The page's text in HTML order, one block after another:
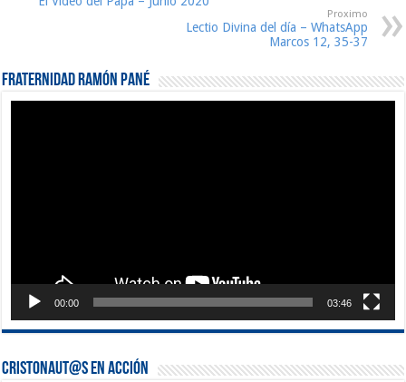
Proximo
Lectio Divina del día – WhatsApp
Marcos 12, 35-37
Fraternidad Ramón Pané
00:00 03:46
Cristonaut@s en Acción